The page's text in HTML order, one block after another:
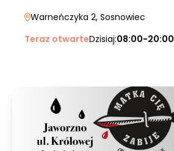
Warneńczyka 2, Sosnowiec
Teraz otwarteDzisiaj:08:00-20:00